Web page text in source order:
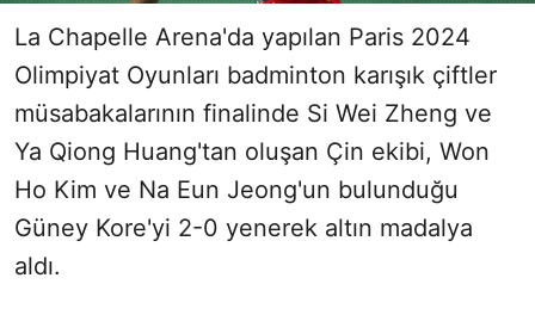
La Chapelle Arena'da yapılan Paris 2024
Olimpiyat Oyunları badminton karışık çiftler
müsabakalarının finalinde Si Wei Zheng ve
Ya Qiong Huang'tan oluşan Çin ekibi, Won
Ho Kim ve Na Eun Jeong'un bulunduğu
Güney Kore'yi 2-0 yenerek altın madalya
aldı.